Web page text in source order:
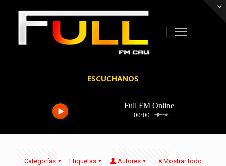
ESCUCHANOS
Categorías Etiquetas Autores Mostrar todo